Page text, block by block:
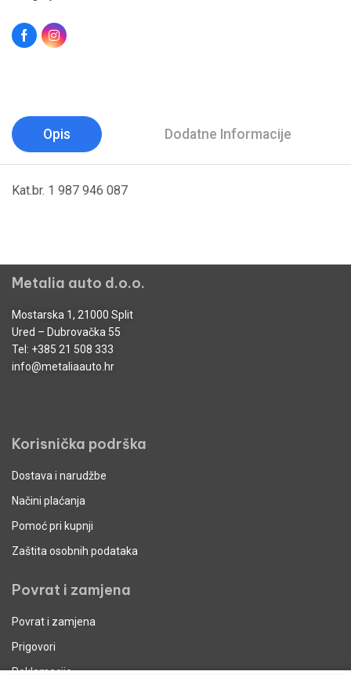
Opis Dodatne Informacije
Kat.br. 1 987 946 087
Metalia auto d.o.o.
Mostarska 1, 21000 Split
Ured – Dubrovačka 55
Tel: +385 21 508 333
info@metaliaauto.hr
Korisnička podrška
Dostava i narudžbe
Načini plaćanja
Pomoć pri kupnji
Zaštita osobnih podataka
Povrat i zamjena
Povrat i zamjena
Prigovori
Reklamacije